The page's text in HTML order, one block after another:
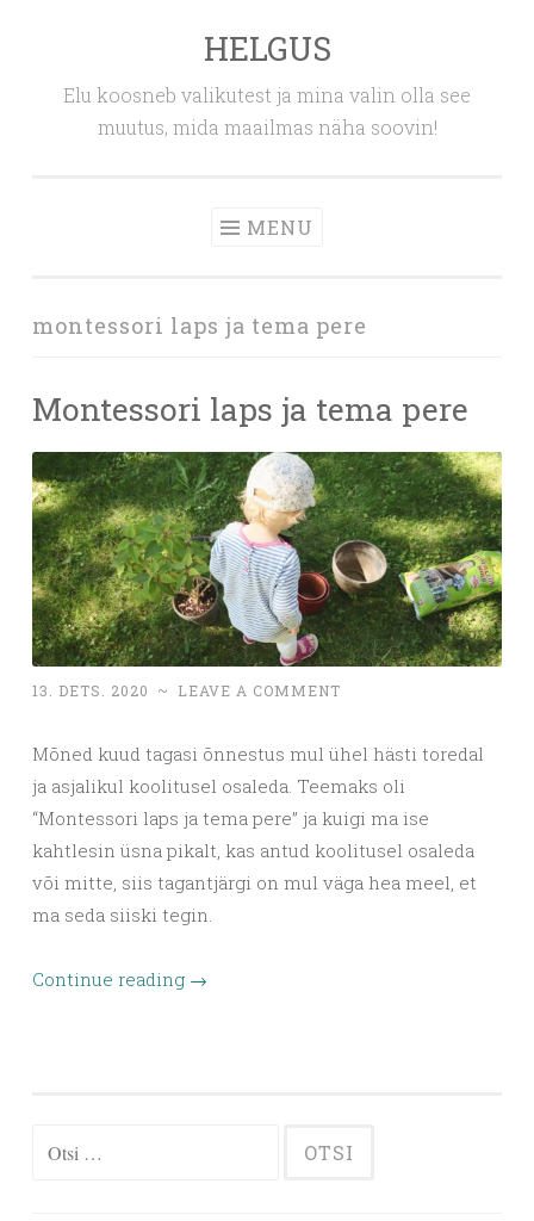
HELGUS
Elu koosneb valikutest ja mina valin olla see
muutus, mida maailmas näha soovin!
MENU
montessori laps ja tema pere
Montessori laps ja tema pere
13. DETS. 2020 ~ LEAVE A COMMENT
Mõned kuud tagasi õnnestus mul ühel hästi toredal
ja asjalikul koolitusel osaleda. Teemaks oli
“Montessori laps ja tema pere” ja kuigi ma ise
kahtlesin üsna pikalt, kas antud koolitusel osaleda
või mitte, siis tagantjärgi on mul väga hea meel, et
ma seda siiski tegin.
Continue reading →
Otsi: